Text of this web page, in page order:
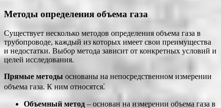
Методы определения объема газа
Существует несколько методов определения объема газа в
трубопроводе, каждый из которых имеет свои преимущества
и недостатки. Выбор метода зависит от конкретных условий и
целей исследования.
Прямые методы основаны на непосредственном измерении
объема газа. К ним относятся⁚
Объемный метод – основан на измерении объема газа в